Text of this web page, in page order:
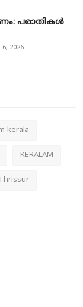
പരാതികൾ
6, 2026
kerala
KERALAM